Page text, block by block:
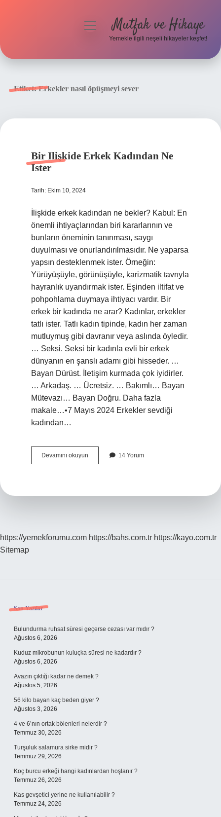
menüyüMutfak ve Hikaye
Yemekle ilgili neşeli hikayeler keşfet!
Etiket:Erkekler nasıl öpüşmeyi sever
Bir Ilişkide Erkek Kadından Ne
Ister
Tarih: Ekim 10, 2024
İlişkide erkek kadından ne bekler? Kabul: En
önemli ihtiyaçlarından biri kararlarının ve
bunların öneminin tanınması, saygı
duyulması ve onurlandırılmasıdır. Ne yaparsa
yapsın desteklenmek ister. Örneğin:
Yürüyüşüyle, görünüşüyle, karizmatik tavrıyla
hayranlık uyandırmak ister. Eşinden iltifat ve
pohpohlama duymaya ihtiyacı vardır. Bir
erkek bir kadında ne arar? Kadınlar, erkekler
tatlı ister. Tatlı kadın tipinde, kadın her zaman
mutluymuş gibi davranır veya aslında öyledir.
… Seksi. Seksi bir kadınla evli bir erkek
dünyanın en şanslı adamı gibi hisseder. …
Bayan Dürüst. İletişim kurmada çok iyidirler.
… Arkadaş. … Ücretsiz. … Bakımlı… Bayan
Mütevazı… Bayan Doğru. Daha fazla
makale…•7 Mayıs 2024 Erkekler sevdiği
kadından…
Devamını okuyun
Ilişkide
14 Yorum
https://yemekforumu.com https://bahs.com.tr https://kayo.com.tr
Sitemap
Sidebar
Son Yazılar
Bulundurma ruhsat süresi geçerse cezası var mıdır ?
Ağustos 6, 2026
Kuduz mikrobunun kuluçka süresi ne kadardır ?
Ağustos 6, 2026
Avazın çıktığı kadar ne demek ?
Ağustos 5, 2026
56 kilo bayan kaç beden giyer ?
Ağustos 3, 2026
4 ve 6’nın ortak bölenleri nelerdir ?
Temmuz 30, 2026
Turşuluk salamura sirke midir ?
Temmuz 29, 2026
Koç burcu erkeği hangi kadınlardan hoşlanır ?
Temmuz 26, 2026
Kas gevşetici yerine ne kullanılabilir ?
Temmuz 24, 2026